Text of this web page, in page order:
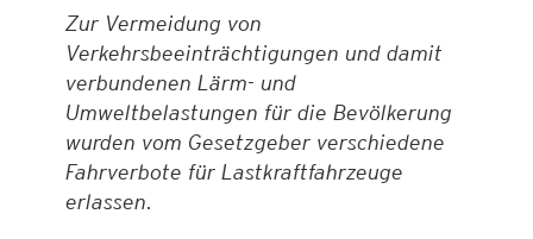
Zur Vermeidung von
Verkehrsbeeinträchtigungen und damit
verbundenen Lärm- und
Umweltbelastungen für die Bevölkerung
wurden vom Gesetzgeber verschiedene
Fahrverbote für Lastkraftfahrzeuge
erlassen.